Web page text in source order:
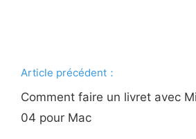
Article précédent：
Comment faire un livret avec
04 pour Mac